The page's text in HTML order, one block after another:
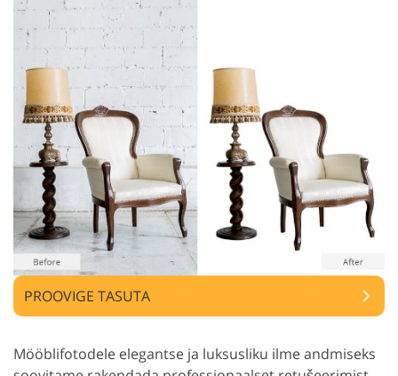
PROOVIGE TASUTA
Mööblifotodele elegantse ja luksusliku ilme andmiseks